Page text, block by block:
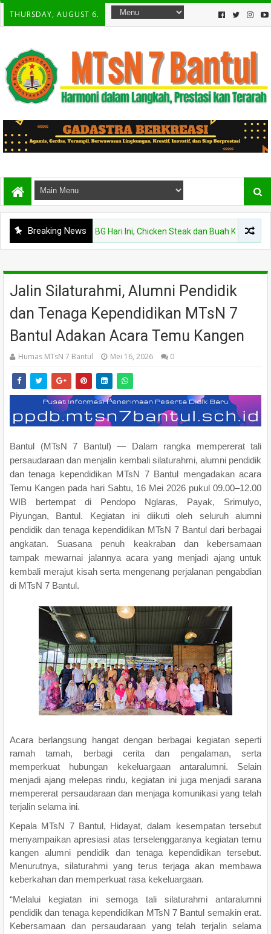
THURSDAY, AUGUST 6.
Breaking News
BERITA Menu MBG Hari Ini, Chicken Steak dan Buah Kelengkeng
Jalin Silaturahmi, Alumni Pendidik
dan Tenaga Kependidikan MTsN 7
Bantul Adakan Acara Temu Kangen
Humas MTsN 7 Bantul Mei 16, 2026 0
Bantul (MTsN 7 Bantul) — Dalam rangka mempererat tali
persaudaraan dan menjalin kembali silaturahmi, alumni pendidik
dan tenaga kependidikan MTsN 7 Bantul mengadakan acara
Temu Kangen pada hari Sabtu, 16 Mei 2026 pukul 09.00–12.00
WIB bertempat di Pendopo Nglaras, Payak, Srimulyo,
Piyungan, Bantul. Kegiatan ini diikuti oleh seluruh alumni
pendidik dan tenaga kependidikan MTsN 7 Bantul dari berbagai
angkatan. Suasana penuh keakraban dan kebersamaan
tampak mewarnai jalannya acara yang menjadi ajang untuk
kembali merajut kisah serta mengenang perjalanan pengabdian
di MTsN 7 Bantul.
Acara berlangsung hangat dengan berbagai kegiatan seperti
ramah tamah, berbagi cerita dan pengalaman, serta
memperkuat hubungan kekeluargaan antaralumni. Selain
menjadi ajang melepas rindu, kegiatan ini juga menjadi sarana
mempererat persaudaraan dan menjaga komunikasi yang telah
terjalin selama ini.
Kepala MTsN 7 Bantul, Hidayat, dalam kesempatan tersebut
menyampaikan apresiasi atas terselenggaranya kegiatan temu
kangen alumni pendidik dan tenaga kependidikan tersebut.
Menurutnya, silaturahmi yang terus terjaga akan membawa
keberkahan dan memperkuat rasa kekeluargaan.
“Melalui kegiatan ini semoga tali silaturahmi antaralumni
pendidik dan tenaga kependidikan MTsN 7 Bantul semakin erat.
Kebersamaan dan persaudaraan yang telah terjalin selama